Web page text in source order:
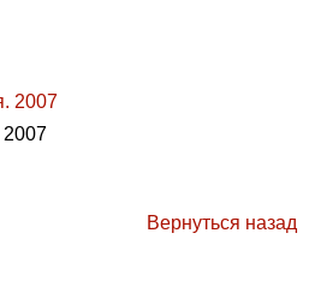
2007
Вернуться назад